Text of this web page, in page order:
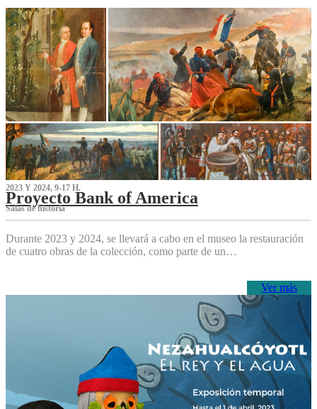
2023 Y 2024, 9-17 H.
Proyecto Bank of America
S‌alas de historia
Durante 2023 y 2024, se llevará a cabo en el museo la restauración
de cuatro obras de la colección, como parte de un…
Ver más